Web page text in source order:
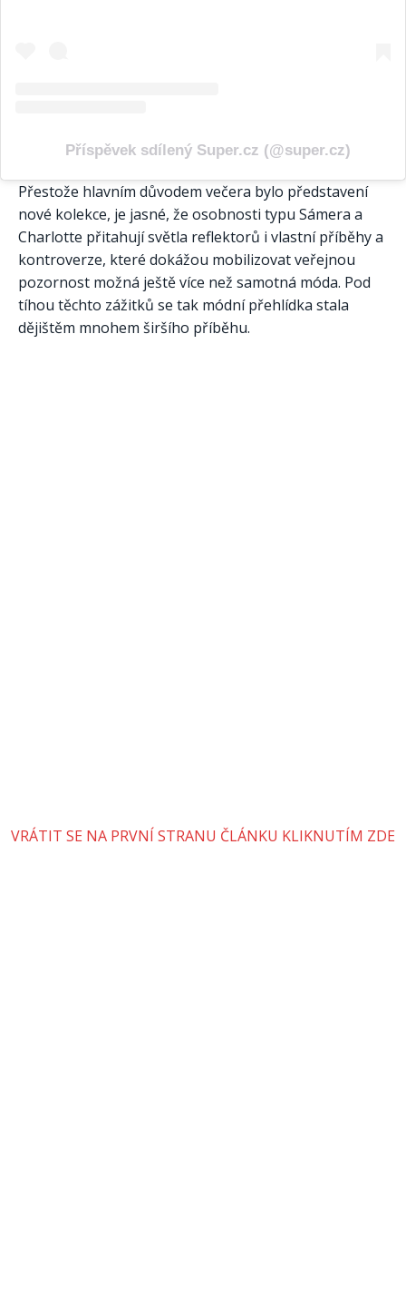
Příspěvek sdílený Super.cz (@super.cz)
Přestože hlavním důvodem večera bylo představení
nové kolekce, je jasné, že osobnosti typu Sámera a
Charlotte přitahují světla reflektorů i vlastní příběhy a
kontroverze, které dokážou mobilizovat veřejnou
pozornost možná ještě více než samotná móda. Pod
tíhou těchto zážitků se tak módní přehlídka stala
dějištěm mnohem širšího příběhu.
VRÁTIT SE NA PRVNÍ STRANU ČLÁNKU KLIKNUTÍM ZDE